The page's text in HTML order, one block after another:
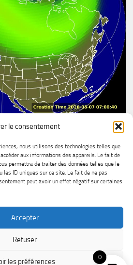
le consentement
nous utilisons des technologies telles que
aux informations des appareils. Le fait de
permettra de traiter des données telles que le
les ID uniques sur ce site. Le fait de ne pas
peut avoir un effet négatif sur certaines
Accepter
Refuser
les préférences
0